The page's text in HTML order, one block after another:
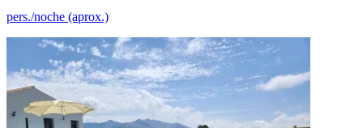
pers./noche (aprox.)